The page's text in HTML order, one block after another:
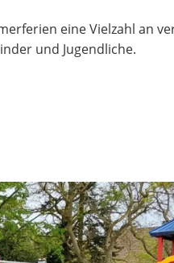
eine Vielzahl an
und Jugendliche.